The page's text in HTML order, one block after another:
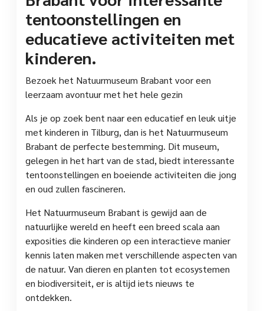
tentoonstellingen en
educatieve activiteiten met
kinderen.
Bezoek het Natuurmuseum Brabant voor een
leerzaam avontuur met het hele gezin
Als je op zoek bent naar een educatief en leuk uitje
met kinderen in Tilburg, dan is het Natuurmuseum
Brabant de perfecte bestemming. Dit museum,
gelegen in het hart van de stad, biedt interessante
tentoonstellingen en boeiende activiteiten die jong
en oud zullen fascineren.
Het Natuurmuseum Brabant is gewijd aan de
natuurlijke wereld en heeft een breed scala aan
exposities die kinderen op een interactieve manier
kennis laten maken met verschillende aspecten van
de natuur. Van dieren en planten tot ecosystemen
en biodiversiteit, er is altijd iets nieuws te
ontdekken.